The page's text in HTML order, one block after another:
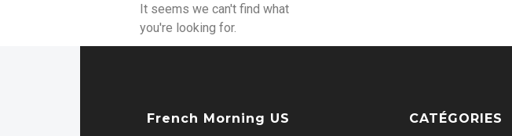
It seems we can't find what
you're looking for.
French Morning US CATÉGORIES